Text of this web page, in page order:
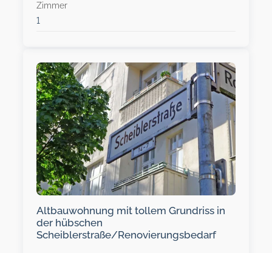
Zimmer
1
Altbauwohnung mit tollem Grundriss in
der hübschen
Scheiblerstraße/Renovierungsbedarf